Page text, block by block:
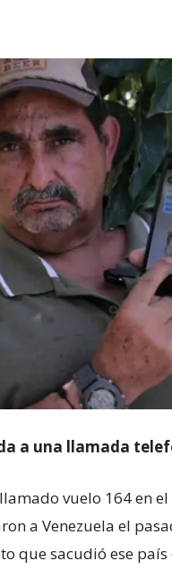
a una llamada
vuelo 164 en
a Venezuela el
que sacudió ese